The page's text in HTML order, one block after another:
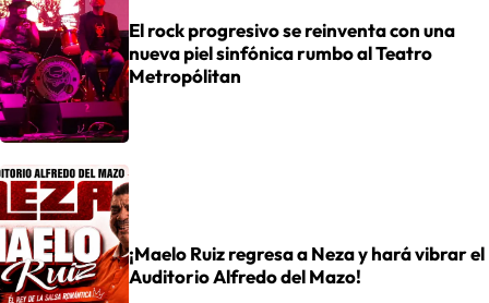
El rock progresivo se reinventa con una
nueva piel sinfónica rumbo al Teatro
Metropólitan
¡Maelo Ruiz regresa a Neza y hará vibrar el
Auditorio Alfredo del Mazo!